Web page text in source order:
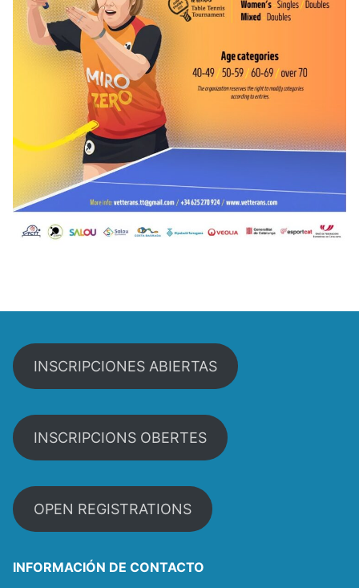
INSCRIPCIONES ABIERTAS
INSCRIPCIONS OBERTES
OPEN REGISTRATIONS
INFORMACIÓN DE CONTACTO